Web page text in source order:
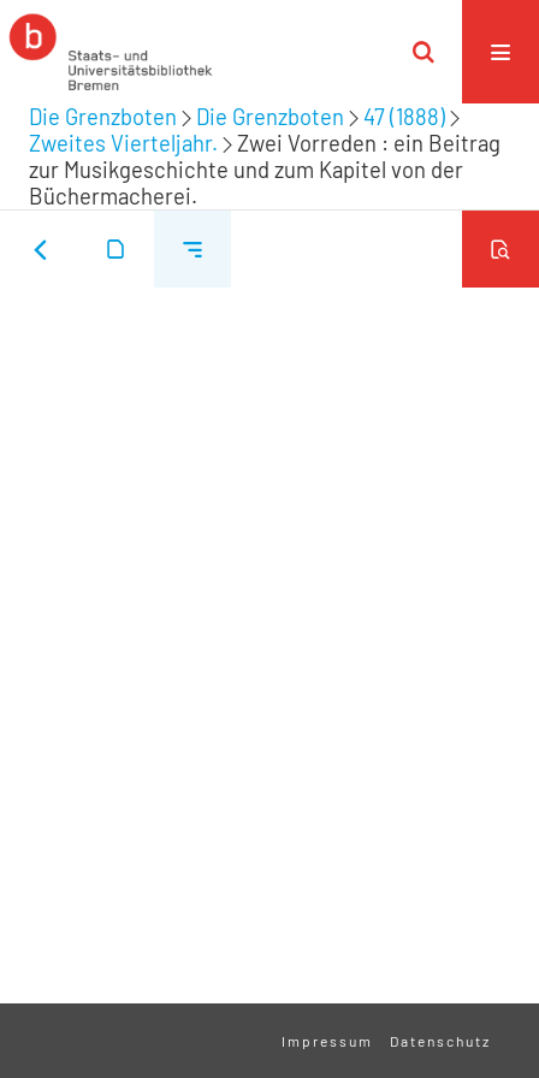
Die Grenzboten Die Grenzboten
47 (1888)
Zweites Vierteljahr.
Zwei Vorreden : ein Beitrag
zur Musikgeschichte und zum Kapitel von der
Büchermacherei.
Impressum Datenschutz